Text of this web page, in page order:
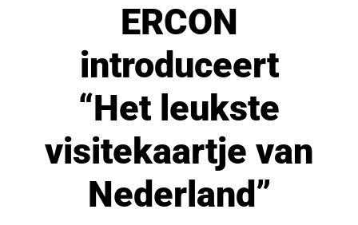
ERCON
introduceert
“Het leukste
visitekaartje van
Nederland”